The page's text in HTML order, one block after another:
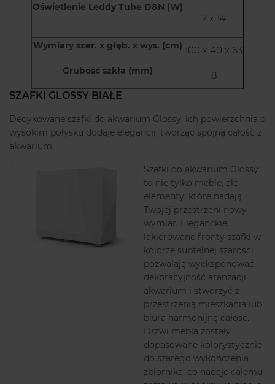
Oświetlenie Leddy Tube D&N (W)
2 x 14
Wymiary szer. x głęb. x wys. (cm) 100 x 40 x 63
Grubość szkła (mm)
8
SZAFKI GLOSSY BIAŁE
Dedykowane szafki do akwarium Glossy, ich powierzchnia o
wysokim połysku dodaje elegancji, tworząc spójną całość z
akwarium.
Szafki do akwarium Glossy
to nie tylko meble, ale
elementy, które nadają
Twojej przestrzeni nowy
wymiar. Eleganckie,
lakierowane fronty szafki w
kolorze subtelnej szarości
pozwalają wyeksponować
dekoracyjność aranżacji
akwarium i stworzyć z
przestrzenią mieszkania lub
biura harmonijną całość.
Drzwi mebla zostały
dopasowane kolorystycznie
do szarego wykończenia
zbiornika, co nadaje całemu